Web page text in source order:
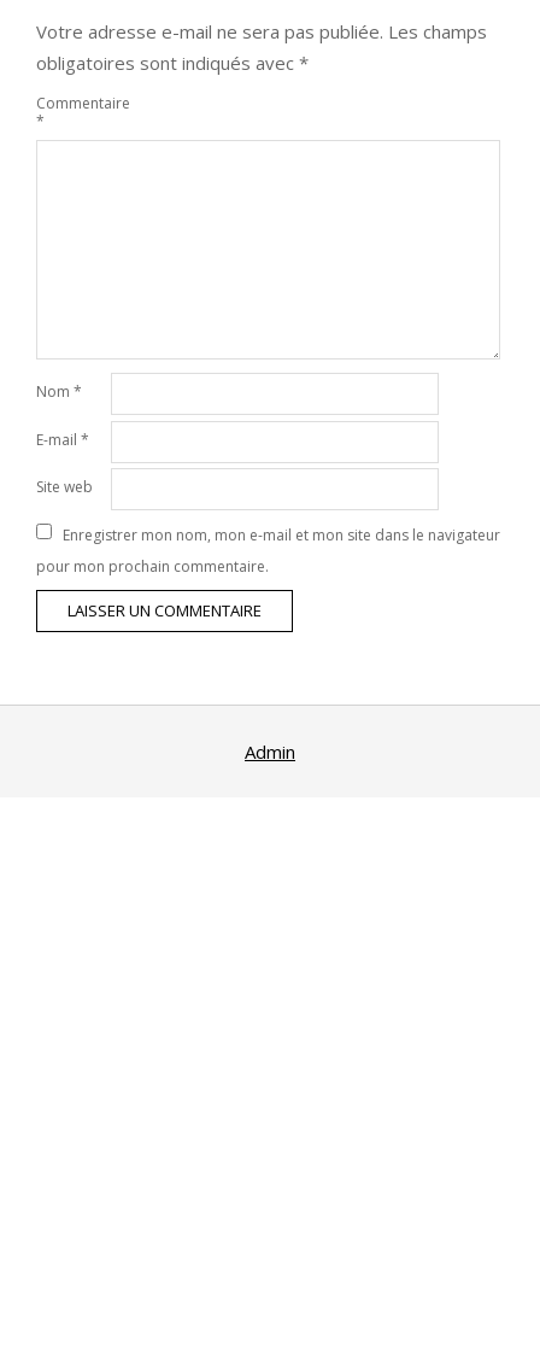
Votre adresse e-mail ne sera pas publiée. Les champs
obligatoires sont indiqués avec *
Commentaire
*
Nom *
E-mail *
Site web
Enregistrer mon nom, mon e-mail et mon site dans le navigateur
pour mon prochain commentaire.
Admin